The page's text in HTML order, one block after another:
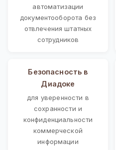
автоматизации
документооборота без
отвлечения штатных
сотрудников
Безопасность в
Диадоке
для уверенности в
сохранности и
конфиденциальности
коммерческой
информации